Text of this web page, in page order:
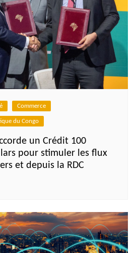
Commerce
du Congo
un Crédit 100
pour stimuler les flux
et depuis la RDC